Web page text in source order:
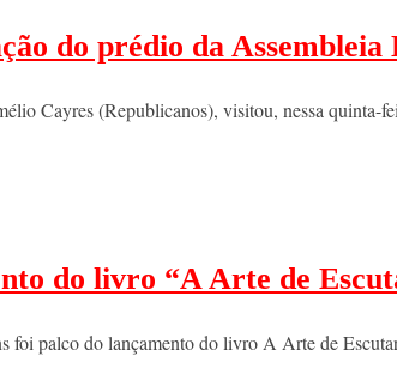
do prédio da Assembleia
Cayres (Republicanos), visitou, nessa quinta-
do livro “A Arte de
foi palco do lançamento do livro A Arte de